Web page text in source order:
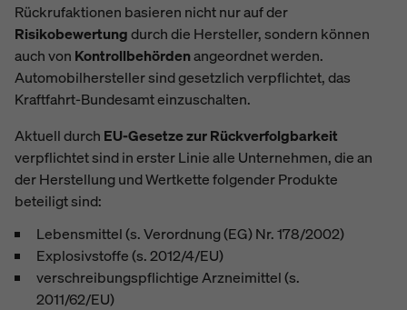
Rückrufaktionen basieren nicht nur auf der
Risikobewertungdurch die Hersteller, sondern können
auch von Kontrollbehördenangeordnet werden.
Automobilhersteller sind gesetzlich verpflichtet, das
Kraftfahrt-Bundesamt einzuschalten.
Aktuell durch EU-Gesetze zur Rückverfolgbarkeit
verpflichtet sind in erster Linie alle Unternehmen, die an
der Herstellung und Wertkette folgender Produkte
beteiligt sind:
Lebensmittel (s. Verordnung (EG) Nr. 178/2002)
Explosivstoffe (s. 2012/4/EU)
verschreibungspflichtige Arzneimittel (s.
2011/62/EU)